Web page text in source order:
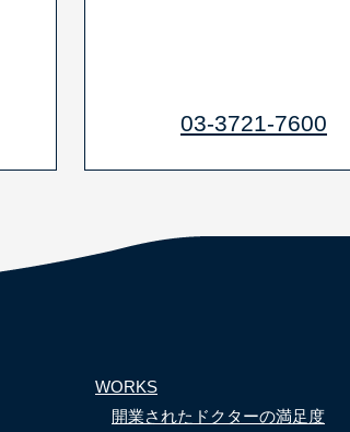
03-3721-7600
WORKS
開業されたドクターの満足度